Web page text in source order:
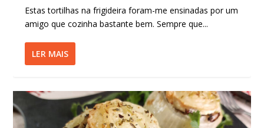
Estas tortilhas na frigideira foram-me ensinadas por um
amigo que cozinha bastante bem. Sempre que...
LER MAIS